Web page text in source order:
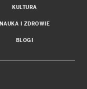
KULTURA
NAUKA I ZDROWIE
BLOGI